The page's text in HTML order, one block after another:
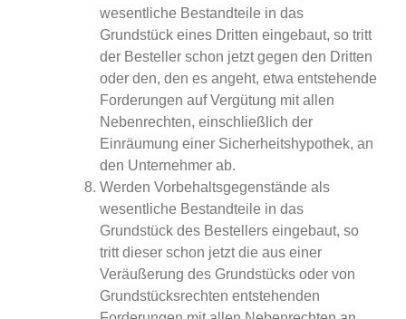
wesentliche Bestandteile in das
Grundstück eines Dritten eingebaut, so tritt
der Besteller schon jetzt gegen den Dritten
oder den, den es angeht, etwa entstehende
Forderungen auf Vergütung mit allen
Nebenrechten, einschließlich der
Einräumung einer Sicherheitshypothek, an
den Unternehmer ab.
Werden Vorbehaltsgegenstände als
wesentliche Bestandteile in das
Grundstück des Bestellers eingebaut, so
tritt dieser schon jetzt die aus einer
Veräußerung des Grundstücks oder von
Grundstücksrechten entstehenden